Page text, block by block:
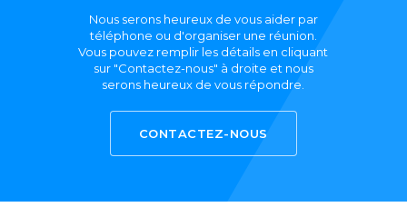
Nous serons heureux de vous aider par
téléphone ou d'organiser une réunion.
Vous pouvez remplir les détails en cliquant
sur "Contactez-nous" à droite et nous
serons heureux de vous répondre.
CONTACTEZ-NOUS